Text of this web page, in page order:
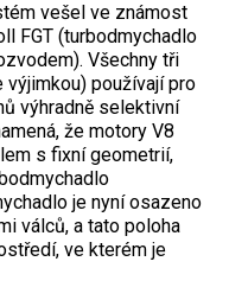
vešel ve známost
FGT (turbodmychadlo
Všechny tři
používají pro
výhradně selektivní
že motory V8
s fixní geometrií,
je nyní osazeno
válců, a tato poloha
ve kterém je